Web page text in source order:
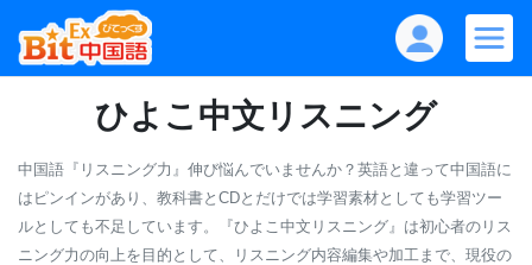
ひよこ中文リスニング
中国語『リスニング力』伸び悩んでいませんか？英語と違って中国語に
はピンインがあり、教科書とCDとだけでは学習素材としても学習ツー
ルとしても不足しています。『ひよこ中文リスニング』は初心者のリス
ニング力の向上を目的として、リスニング内容編集や加工まで、現役の